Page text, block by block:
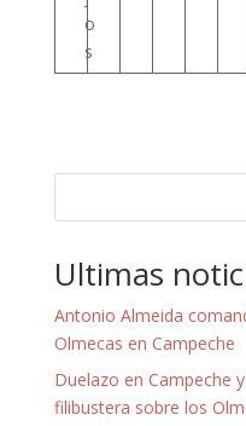
o
s
Ultimas
Antonio Almeida
Olmecas en Campeche
Duelazo en Campeche
filibustera sobre los